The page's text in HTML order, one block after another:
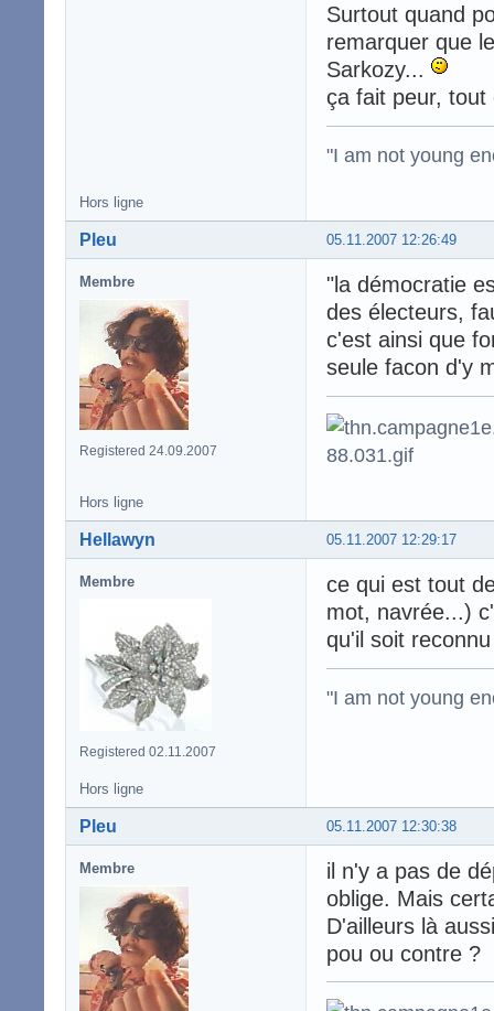
Surtout quand
remarquer que
Sarkozy...
ça fait peur, tout
"I am not young
Hors ligne
05.11.2007 12:26:49
Pleu
Membre
Registered 24.09.2007
"la démocratie
des électeurs,
c'est ainsi que
seule facon d'y
Hors ligne
05.11.2007 12:29:17
Hellawyn
Membre
Registered 02.11.2007
ce qui est tout
mot, navrée...)
qu'il soit
"I am not young
Hors ligne
05.11.2007 12:30:38
Pleu
Membre
il n'y a pas de
oblige. Mais
D'ailleurs là
pou ou contre ?